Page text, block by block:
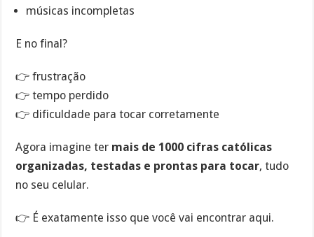
músicas incompletas
E no final?
👉 frustração
👉 tempo perdido
👉 dificuldade para tocar corretamente
Agora imagine ter mais de 1000 cifras católicas
organizadas, testadas e prontas para tocar, tudo
no seu celular.
👉 É exatamente isso que você vai encontrar aqui.